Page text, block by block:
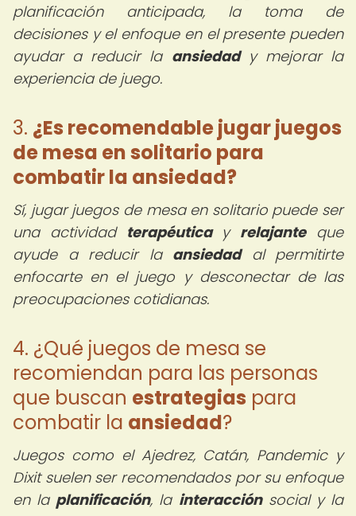
planificación anticipada, la toma de
decisiones y el enfoque en el presente pueden
ayudar a reducir la ansiedady mejorar la
experiencia de juego.
3. ¿Es recomendable jugar juegos
de mesa en solitario para
combatir la ansiedad?
Sí, jugar juegos de mesa en solitario puede ser
una actividad terapéuticay relajanteque
ayude a reducir la ansiedadal permitirte
enfocarte en el juego y desconectar de las
preocupaciones cotidianas.
4. ¿Qué juegos de mesa se
recomiendan para las personas
que buscan estrategias para
combatir la ansiedad?
Juegos como el Ajedrez, Catán, Pandemic y
Dixit suelen ser recomendados por su enfoque
en la planificación, la interacciónsocial y la